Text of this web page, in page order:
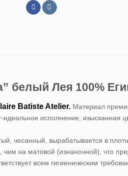
белый Лея 100%
Batiste Atelier. Материал
идеальное исполнение, изысканная
чесанный, вырабатывается в
на матовой (изнаночной), что
всем гигиеническим